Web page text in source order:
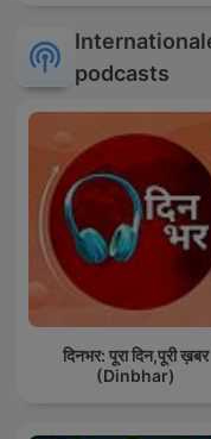
podcasts
दिनभर: पूरा दिन,पूरी ख़बर
(Dinbhar)